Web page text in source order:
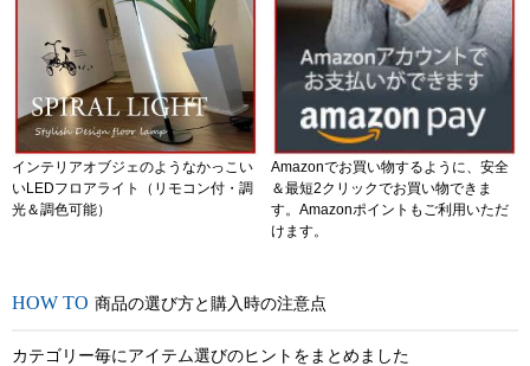
インテリアオブジェのようなかっこい
いLEDフロアライト（リモコン付・調
光＆調色可能）
Amazonでお買い物するように、安全
＆最短2クリックでお買い物できま
す。Amazonポイントもご利用いただ
けます。
商品の選び方と購入時の注意点
カテゴリー毎にアイテム選びのヒントをまとめました